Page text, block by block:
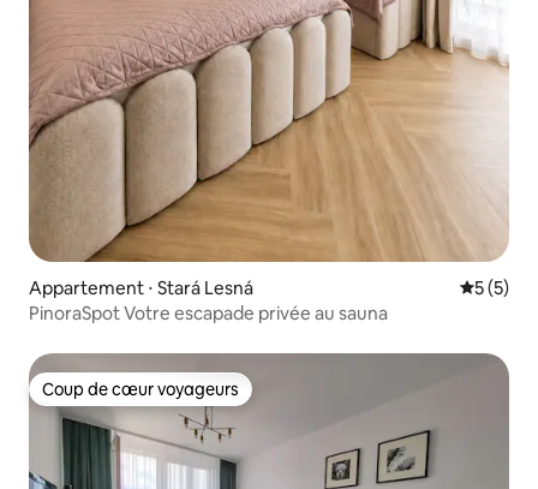
Appartement ⋅ Stará Lesná
5 (5)
PinoraSpot Votre escapade privée au sauna
Coup de cœur voyageurs
Coup de cœur voyageurs